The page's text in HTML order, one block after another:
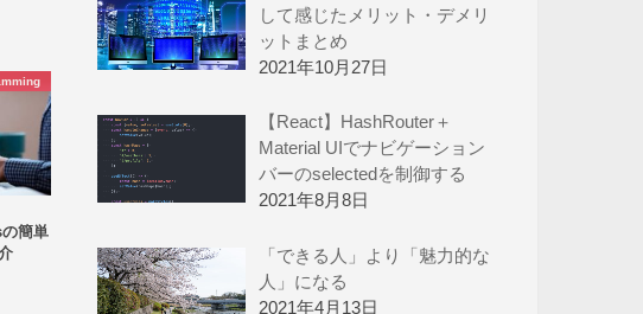
の簡単
して感じたメリット・デメリ
ットまとめ
2021年10月27日
【React】HashRouter＋
Material UIでナビゲーション
バーのselectedを制御する
2021年8月8日
「できる人」より「魅力的な
人」になる
2021年4月13日